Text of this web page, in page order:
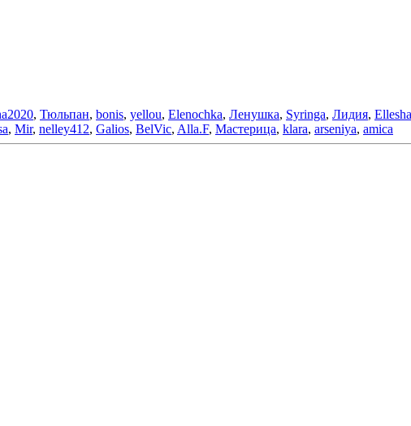
, Тюльпан, bonis, yellou, Elenochka, Ленушка, Syringa, Лидия, Ellesha
, Mir, nelley412, Galios, BelVic, Alla.F, Мастерица, klara, arseniya, amica